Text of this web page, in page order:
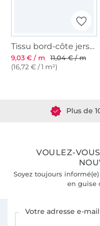
Tissu bord-côte jersey tubulaire côtelé, noir
9,03 € / m
11,04 € / m
(16,72 € / 1 m²)
VOULEZ-
Soyez toujours
en guise
Votre adresse e-mail